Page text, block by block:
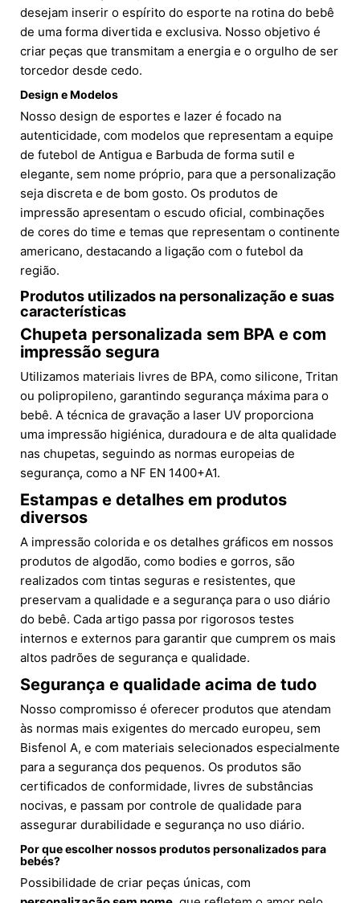
desejam inserir o espírito do esporte na rotina do bebê
de uma forma divertida e exclusiva. Nosso objetivo é
criar peças que transmitam a energia e o orgulho de ser
torcedor desde cedo.
Design e Modelos
Nosso design de esportes e lazer é focado na
autenticidade, com modelos que representam a equipe
de futebol de Antigua e Barbuda de forma sutil e
elegante, sem nome próprio, para que a personalização
seja discreta e de bom gosto. Os produtos de
impressão apresentam o escudo oficial, combinações
de cores do time e temas que representam o continente
americano, destacando a ligação com o futebol da
região.
Produtos utilizados na personalização e suas
características
Chupeta personalizada sem BPA e com
impressão segura
Utilizamos materiais livres de BPA, como silicone, Tritan
ou polipropileno, garantindo segurança máxima para o
bebê. A técnica de gravação a laser UV proporciona
uma impressão higiénica, duradoura e de alta qualidade
nas chupetas, seguindo as normas europeias de
segurança, como a NF EN 1400+A1.
Estampas e detalhes em produtos
diversos
A impressão colorida e os detalhes gráficos em nossos
produtos de algodão, como bodies e gorros, são
realizados com tintas seguras e resistentes, que
preservam a qualidade e a segurança para o uso diário
do bebê. Cada artigo passa por rigorosos testes
internos e externos para garantir que cumprem os mais
altos padrões de segurança e qualidade.
Segurança e qualidade acima de tudo
Nosso compromisso é oferecer produtos que atendam
às normas mais exigentes do mercado europeu, sem
Bisfenol A, e com materiais selecionados especialmente
para a segurança dos pequenos. Os produtos são
certificados de conformidade, livres de substâncias
nocivas, e passam por controle de qualidade para
assegurar durabilidade e segurança no uso diário.
Por que escolher nossos produtos personalizados para
bebés?
Possibilidade de criar peças únicas, com